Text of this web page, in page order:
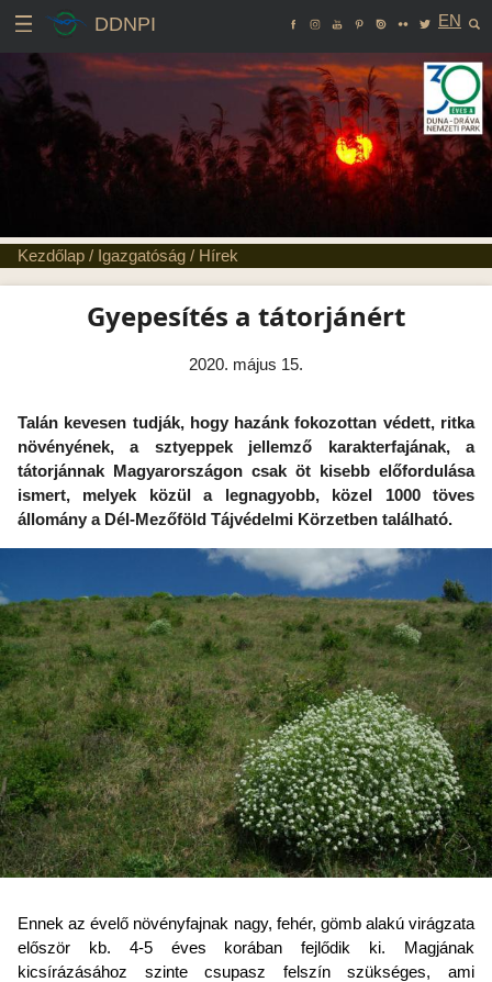
DDNPI EN
Kezdőlap / Igazgatóság / Hírek
Gyepesítés a tátorjánért
2020. május 15.
Talán kevesen tudják, hogy hazánk fokozottan védett, ritka
növényének, a sztyeppek jellemző karakterfajának, a
tátorjánnak Magyarországon csak öt kisebb előfordulása
ismert, melyek közül a legnagyobb, közel 1000 töves
állomány a Dél-Mezőföld Tájvédelmi Körzetben található.
Ennek az évelő növényfajnak nagy, fehér, gömb alakú virágzata
először kb. 4-5 éves korában fejlődik ki. Magjának
kicsírázásához szinte csupasz felszín szükséges, ami